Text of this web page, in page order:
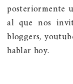
posteriormente
al que nos
bloggers,
hablar hoy.